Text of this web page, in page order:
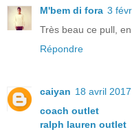
M'bem di fora 3
Très beau ce pull,
Répondre
caiyan 18 avril
coach outlet
ralph lauren outlet